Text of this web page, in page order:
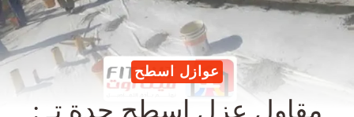
عوازل اسطح
مقاول عزل اسطح جدة تـ :